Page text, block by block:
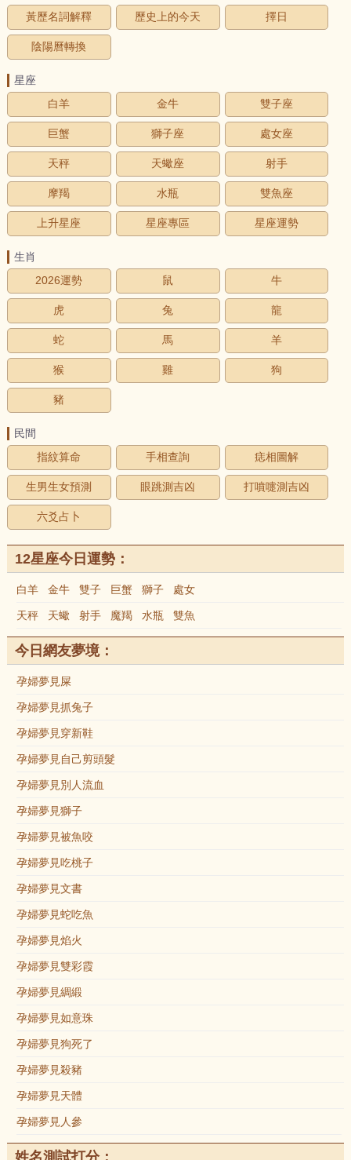
黃歷名詞解釋
歷史上的今天 擇日
陰陽曆轉換
星座
白羊
金牛 雙子座
巨蟹 獅子座 處女座
天秤 天蠍座 射手
摩羯 水瓶 雙魚座
上升星座 星座專區 星座運勢
生肖
2026運勢
鼠 牛
虎 兔 龍
蛇 馬 羊
猴 雞 狗
豬
民間
指紋算命
手相查詢 痣相圖解
生男生女預測 眼跳測吉凶 打噴嚏測吉凶
六爻占卜
12星座今日運勢：
白羊 金牛 雙子 巨蟹 獅子 處女
天秤 天蠍 射手 魔羯 水瓶 雙魚
今日網友夢境：
孕婦夢見屎
孕婦夢見抓兔子
孕婦夢見穿新鞋
孕婦夢見自己剪頭髮
孕婦夢見別人流血
孕婦夢見獅子
孕婦夢見被魚咬
孕婦夢見吃桃子
孕婦夢見文書
孕婦夢見蛇吃魚
孕婦夢見焰火
孕婦夢見雙彩霞
孕婦夢見綢緞
孕婦夢見如意珠
孕婦夢見狗死了
孕婦夢見殺豬
孕婦夢見天體
孕婦夢見人參
姓名測試打分：